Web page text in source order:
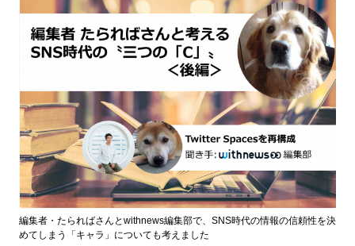
編集者・たらればさんとwithnews編集部で、SNS時代の情報の信頼性を決
めてしまう「キャラ」についても考えました